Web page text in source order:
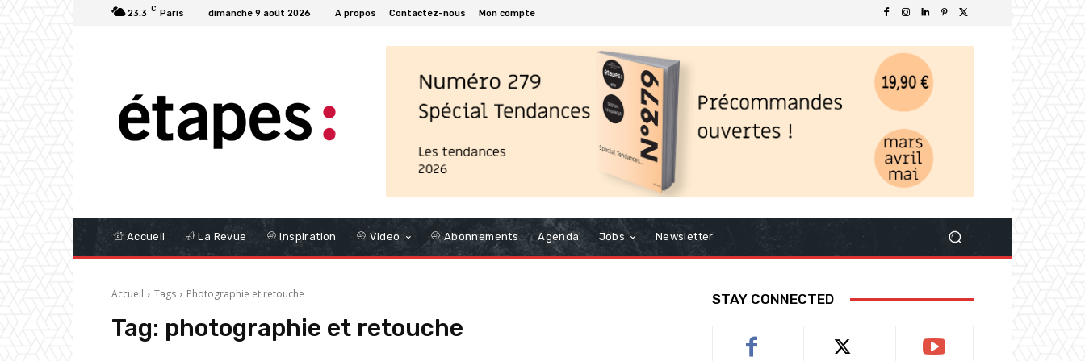
23.3 C Paris dimanche 9 août 2026 A propos Contactez-nous Mon compte
Accueil La Revue Inspiration Video Abonnements Agenda Jobs Newsletter
Accueil Tags Photographie et retouche
Tag: photographie et retouche
STAY CONNECTED